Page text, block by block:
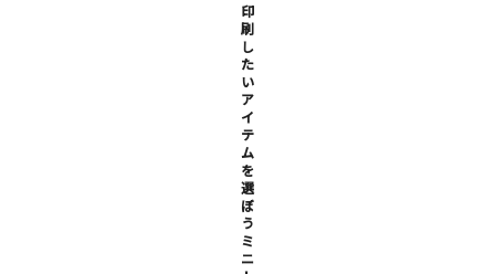
印
刷
し
た
い
ア
イ
テ
ム
を
選
ぼ
う
ミ
ニ